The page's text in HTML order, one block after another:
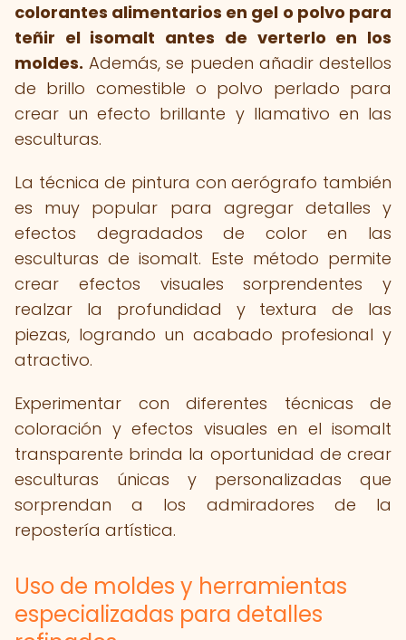
colorantes alimentarios en gel o polvo para
teñir el isomalt antes de verterlo en los
moldes. Además, se pueden añadir destellos
de brillo comestible o polvo perlado para
crear un efecto brillante y llamativo en las
esculturas.
La técnica de pintura con aerógrafo también
es muy popular para agregar detalles y
efectos degradados de color en las
esculturas de isomalt. Este método permite
crear efectos visuales sorprendentes y
realzar la profundidad y textura de las
piezas, logrando un acabado profesional y
atractivo.
Experimentar con diferentes técnicas de
coloración y efectos visuales en el isomalt
transparente brinda la oportunidad de crear
esculturas únicas y personalizadas que
sorprendan a los admiradores de la
repostería artística.
Uso de moldes y herramientas
especializadas para detalles